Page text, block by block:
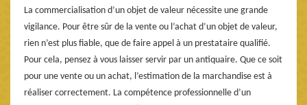
La commercialisation d’un objet de valeur nécessite une grande
vigilance. Pour être sûr de la vente ou l’achat d’un objet de valeur,
rien n’est plus fiable, que de faire appel à un prestataire qualifié.
Pour cela, pensez à vous laisser servir par un antiquaire. Que ce soit
pour une vente ou un achat, l’estimation de la marchandise est à
réaliser correctement. La compétence professionnelle d’un